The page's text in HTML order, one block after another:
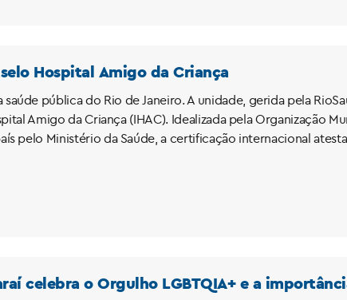
Hospital Amigo da Criança
pública do Rio de Janeiro. A unidade, gerida pela
Amigo da Criança (IHAC). Idealizada pela Organização
pelo Ministério da Saúde, a certificação internacional
celebra o Orgulho LGBTQIA+ e a